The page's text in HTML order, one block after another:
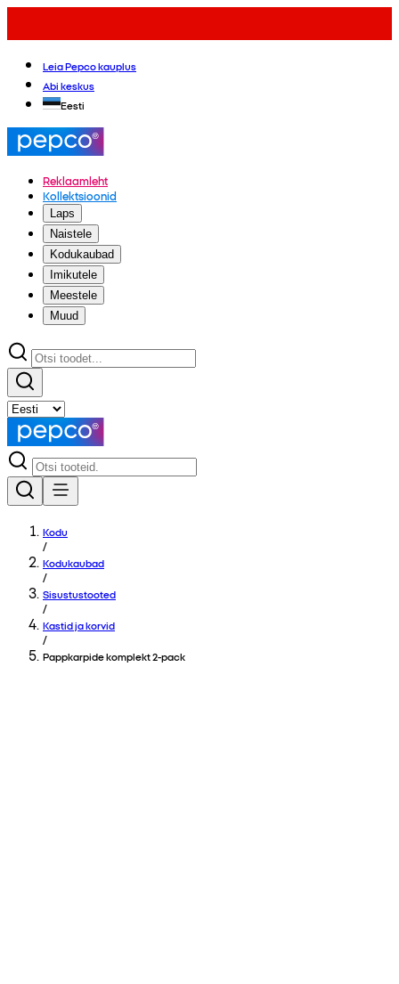
Leia Pepco kauplus
Abi keskus
Eesti
Reklaamleht
Kollektsioonid
Laps
Naistele
Kodukaubad
Imikutele
Meestele
Muud
Kodu
/
Kodukaubad
/
Sisustustooted
/
Kastid ja korvid
/
Pappkarpide komplekt 2-pack